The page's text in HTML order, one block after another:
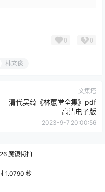
0 0
林文俊
文集塔
清代吴绮《林蕙堂全集》pdf
高清电子版
2023-9-7 20:00:56
魔镜街拍
1.0790 秒